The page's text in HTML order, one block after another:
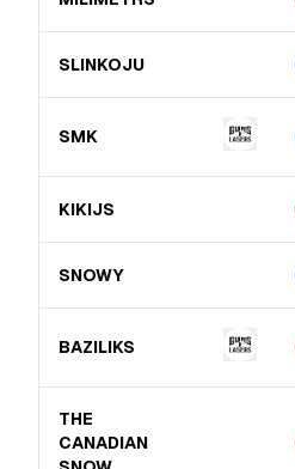
SLINKOJU
SMK
KIKIJS
SNOWY
BAZILIKS
THE
CANADIAN